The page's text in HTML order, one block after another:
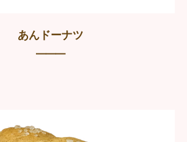
あんドーナツ
━━━